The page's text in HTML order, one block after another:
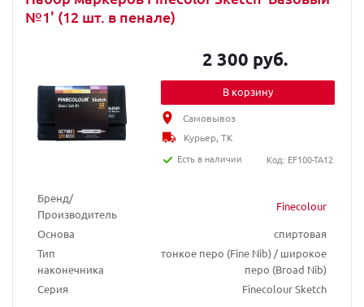
№1' (12 шт. в пенале)
Бренд/
Производитель
Finecolour
Основа
спиртовая
Тип
наконечника
тонкое перо (Fine Nib) / широкое
перо (Broad Nib)
Серия
Finecolour Sketch
2 300 руб.
В корзину
Самовывоз
Курьер, ТК
Есть в наличии
Код: EF100-TA12